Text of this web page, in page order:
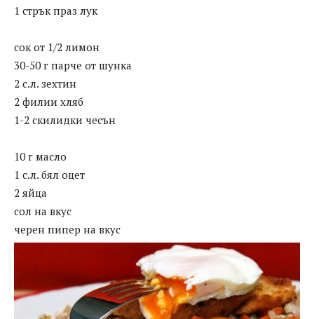
1 стрък праз лук
сок от 1/2 лимон
30-50 г парче от шунка
2 с.л. зехтин
2 филии хляб
1-2 скилидки чесън
10 г масло
1 с.л. бял оцет
2 яйца
сол на вкус
черен пипер на вкус